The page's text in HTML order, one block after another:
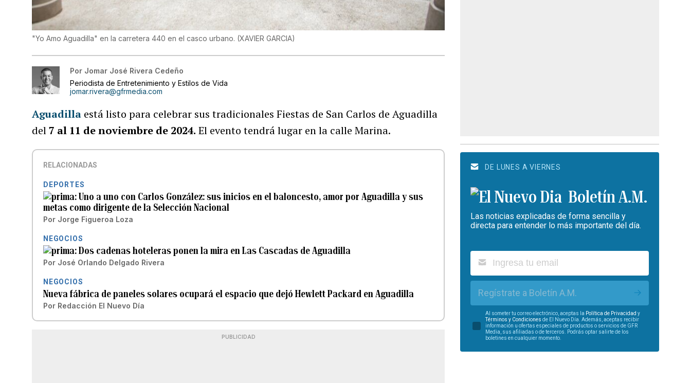
"Yo Amo Aguadilla" en la carretera 440 en el casco urbano. (XAVIER GARCIA)
Por Jomar José Rivera Cedeño
Periodista de Entretenimiento y Estilos de Vida
jomar.rivera@gfrmedia.com
Aguadilla está listo para celebrar sus tradicionales Fiestas de San Carlos de Aguadilla
del7 al 11 de noviembre de 2024. El evento tendrá lugar en la calle Marina.
RELACIONADAS
DEPORTES
Uno a uno con Carlos González: sus inicios en el baloncesto, amor por Aguadilla y sus
metas como dirigente de la Selección Nacional
Por Jorge Figueroa Loza
NEGOCIOS
Dos cadenas hoteleras ponen la mira en Las Cascadas de Aguadilla
Por José Orlando Delgado Rivera
NEGOCIOS
Nueva fábrica de paneles solares ocupará el espacio que dejó Hewlett Packard en Aguadilla
Por Redacción El Nuevo Día
PUBLICIDAD
DE LUNES A VIERNES
Boletín A.M.
Las noticias explicadas de forma sencilla y
directa para entender lo más importante del día.
Regístrate a Boletín A.M.
Al someter tu correo electrónico, aceptas la Política de Privacidad y
Términos y Condiciones de El Nuevo Día. Además, aceptas recibir
información u ofertas especiales de productos o servicios de GFR
Media, sus afiliadas o de terceros. Podrás optar salirte de los
boletines en cualquier momento.